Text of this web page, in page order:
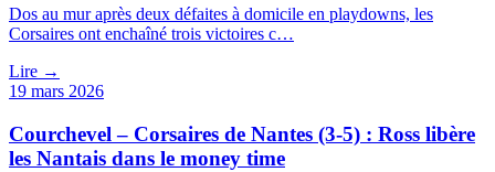
Dos au mur après deux défaites à domicile en playdowns, les
Corsaires ont enchaîné trois victoires c…
Lire →
19 mars 2026
Courchevel – Corsaires de Nantes (3-5) : Ross libère
les Nantais dans le money time